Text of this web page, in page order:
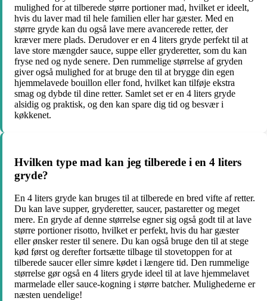
mulighed for at tilberede større portioner mad, hvilket er ideelt,
hvis du laver mad til hele familien eller har gæster. Med en
større gryde kan du også lave mere avancerede retter, der
kræver mere plads. Derudover er en 4 liters gryde perfekt til at
lave store mængder sauce, suppe eller gryderetter, som du kan
fryse ned og nyde senere. Den rummelige størrelse af gryden
giver også mulighed for at bruge den til at brygge din egen
hjemmelavede bouillon eller fond, hvilket kan tilføje ekstra
smag og dybde til dine retter. Samlet set er en 4 liters gryde
alsidig og praktisk, og den kan spare dig tid og besvær i
køkkenet.
Hvilken type mad kan jeg tilberede i en 4 liters
gryde?
En 4 liters gryde kan bruges til at tilberede en bred vifte af retter.
Du kan lave supper, gryderetter, saucer, pastaretter og meget
mere. En gryde af denne størrelse egner sig også godt til at lave
større portioner risotto, hvilket er perfekt, hvis du har gæster
eller ønsker rester til senere. Du kan også bruge den til at stege
kød først og derefter fortsætte tilbage til stovetoppen for at
tilberede saucer eller simre kødet i længere tid. Den rummelige
størrelse gør også en 4 liters gryde ideel til at lave hjemmelavet
marmelade eller sauce-kogning i større batcher. Mulighederne er
næsten uendelige!